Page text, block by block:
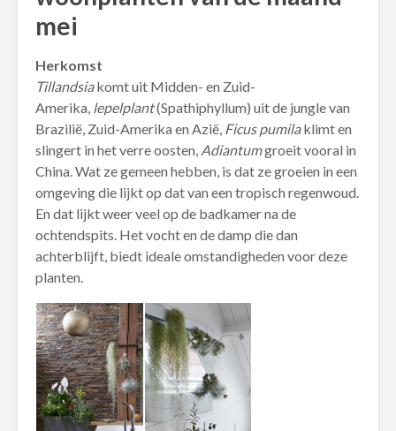
mei
Herkomst
Tillandsiakomt uit Midden- en Zuid-
Amerika, lepelplant(Spathiphyllum) uit de jungle van
Brazilië, Zuid-Amerika en Azië, Ficus pumilaklimt en
slingert in het verre oosten, Adiantumgroeit vooral in
China. Wat ze gemeen hebben, is dat ze groeien in een
omgeving die lijkt op dat van een tropisch regenwoud.
En dat lijkt weer veel op de badkamer na de
ochtendspits. Het vocht en de damp die dan
achterblijft, biedt ideale omstandigheden voor deze
planten.